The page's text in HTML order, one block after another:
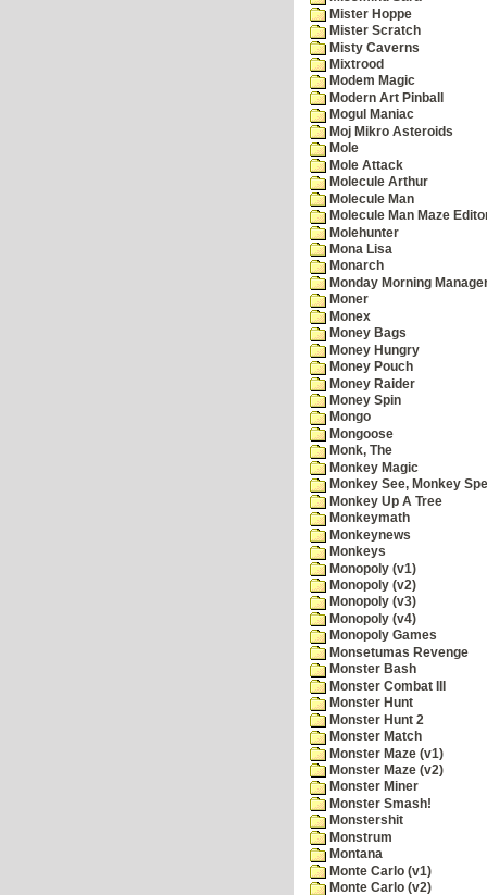
Mister Hoppe
Mister Scratch
Misty Caverns
Mixtrood
Modem Magic
Modern Art Pinball
Mogul Maniac
Moj Mikro Asteroids
Mole
Mole Attack
Molecule Arthur
Molecule Man
Molecule Man Maze
Molehunter
Mona Lisa
Monarch
Monday Morning
Moner
Monex
Money Bags
Money Hungry
Money Pouch
Money Raider
Money Spin
Mongo
Mongoose
Monk, The
Monkey Magic
Monkey See, Monkey
Monkey Up A Tree
Monkeymath
Monkeynews
Monkeys
Monopoly (v1)
Monopoly (v2)
Monopoly (v3)
Monopoly (v4)
Monopoly Games
Monsetumas Revenge
Monster Bash
Monster Combat III
Monster Hunt
Monster Hunt 2
Monster Match
Monster Maze (v1)
Monster Maze (v2)
Monster Miner
Monster Smash!
Monstershit
Monstrum
Montana
Monte Carlo (v1)
Monte Carlo (v2)